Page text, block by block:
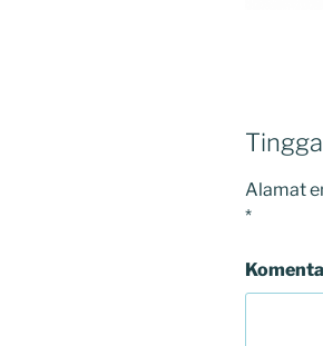
Alamat
*